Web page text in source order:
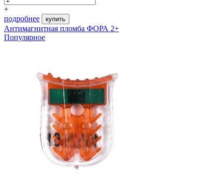
+
подробнее
купить
Антимагнитная пломба ФОРА 2+
Популярное